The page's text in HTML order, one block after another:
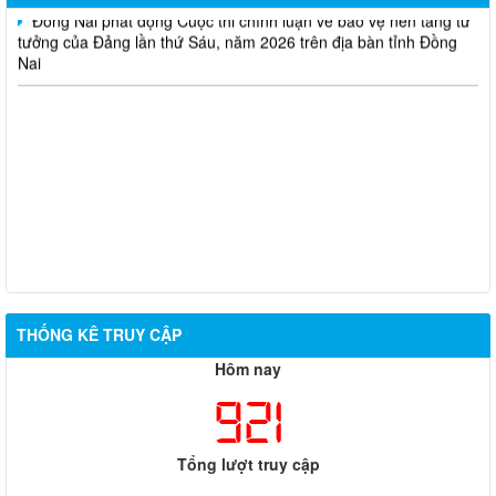
Đồng Nai phát động Cuộc thi chính luận về bảo vệ nền tảng tư
tưởng của Đảng lần thứ Sáu, năm 2026 trên địa bàn tỉnh Đồng
Nai
THỐNG KÊ TRUY CẬP
Hôm nay
921
Tổng lượt truy cập